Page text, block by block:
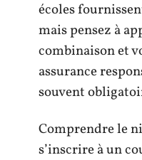
écoles
mais pensez à
combinaison et
assurance
souvent
Comprendre le
s’inscrire à un